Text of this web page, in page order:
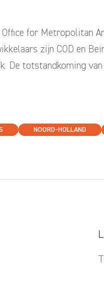
for Metropolitan
zijn COD en
De totstandkoming
NOORD-HOLLAND